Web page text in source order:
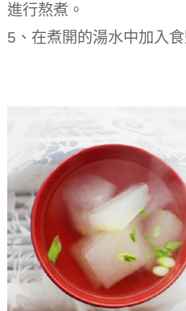
進行熬煮。
5、在煮開的湯水中加入